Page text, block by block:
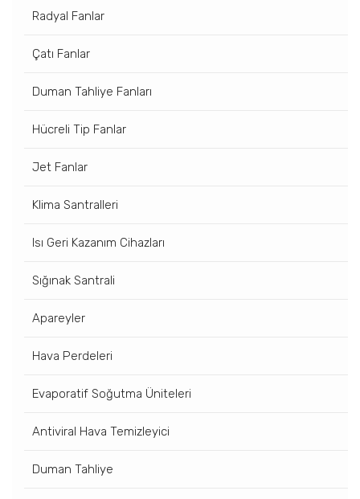
Radyal Fanlar
Çatı Fanlar
Duman Tahliye Fanları
Hücreli Tip Fanlar
Jet Fanlar
Klima Santralleri
Isı Geri Kazanım Cihazları
Sığınak Santrali
Apareyler
Hava Perdeleri
Evaporatif Soğutma Üniteleri
Antiviral Hava Temizleyici
Duman Tahliye